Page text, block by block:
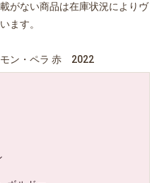
がない商品は在庫状況によりヴ
ます。
モン・ペラ 赤 2022